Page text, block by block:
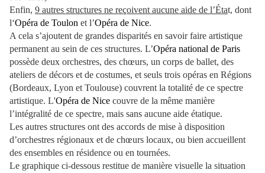
Enfin, 9 autres structures ne reçoivent aucune aide de l’État, dont
l‘Opéra de Toulon et l’Opéra de Nice.
A cela s’ajoutent de grandes disparités en savoir faire artistique
permanent au sein de ces structures. L’Opéra national de Paris
possède deux orchestres, des chœurs, un corps de ballet, des
ateliers de décors et de costumes, et seuls trois opéras en Régions
(Bordeaux, Lyon et Toulouse) couvrent la totalité de ce spectre
artistique. L'Opéra de Nice couvre de la même manière
l’intégralité de ce spectre, mais sans aucune aide étatique.
Les autres structures ont des accords de mise à disposition
d’orchestres régionaux et de chœurs locaux, ou bien accueillent
des ensembles en résidence ou en tournées.
Le graphique ci-dessous restitue de manière visuelle la situation